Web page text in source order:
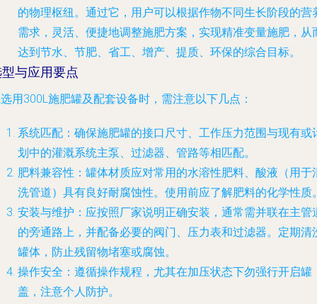
的物理枢纽。通过它，用户可以根据作物不同生长阶段的营
需求，灵活、便捷地调整施肥方案，实现精准变量施肥，从
达到节水、节肥、省工、增产、提质、环保的综合目标。
与应用要点
用300L施肥罐及配套设备时，需注意以下几点：
系统匹配 ：确保施肥罐的接口尺寸、工作压力范围与现有或
划中的灌溉系统主泵、过滤器、管路等相匹配。
肥料兼容性 ：罐体材质应对常用的水溶性肥料、酸液（用于
洗管道）具有良好耐腐蚀性。使用前应了解肥料的化学性质
安装与维护 ：应按照厂家说明正确安装，通常需并联在主管
的旁通路上，并配备必要的阀门、压力表和过滤器。定期清
罐体，防止残留物堵塞或腐蚀。
操作安全 ：遵循操作规程，尤其在加压状态下勿强行开启罐
盖，注意个人防护。